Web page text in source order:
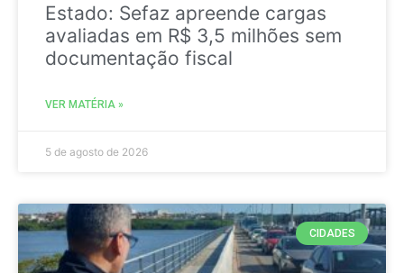
Estado: Sefaz apreende cargas
avaliadas em R$ 3,5 milhões sem
documentação fiscal
VER MATÉRIA »
5 de agosto de 2026
CIDADES